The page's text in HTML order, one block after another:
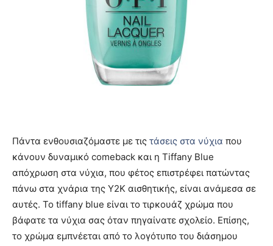
Πάντα ενθουσιαζόμαστε με τις τάσεις στα νύχια που
κάνουν δυναμικό comeback και η Tiffany Blue
απόχρωση στα νύχια, που φέτος επιστρέφει πατώντας
πάνω στα χνάρια της Y2K αισθητικής, είναι ανάμεσα σε
αυτές. Το tiffany blue είναι το τιρκουάζ χρώμα που
βάφατε τα νύχια σας όταν πηγαίνατε σχολείο. Επίσης,
το χρώμα εμπνέεται από το λογότυπο του διάσημου